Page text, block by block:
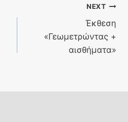
NEXT
Έκθεση
«Γεωμετρώντας +
αισθήματα»